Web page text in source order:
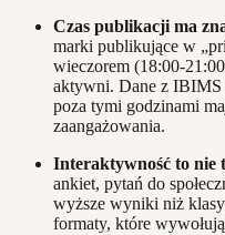
Czas publikacji ma
marki publikujące w
wieczorem (18:00-
aktywni. Dane z IBIMS
poza tymi godzinami
zaangażowania.
Interaktywność to nie
ankiet, pytań do
wyższe wyniki niż
formaty, które